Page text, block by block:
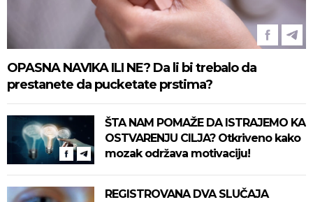
OPASNA NAVIKA ILI NE? Da li bi trebalo da
prestanete da pucketate prstima?
ŠTA NAM POMAŽE DA ISTRAJEMO KA
OSTVARENJU CILJA? Otkriveno kako
mozak održava motivaciju!
REGISTROVANA DVA SLUČAJA